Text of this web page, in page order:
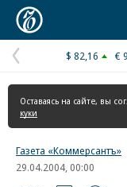
Предыдущая
страница
$ 82,16 €
Оставаясь на сайте, вы
куки
Газета «Коммерсантъ»
29.04.2004, 00:00